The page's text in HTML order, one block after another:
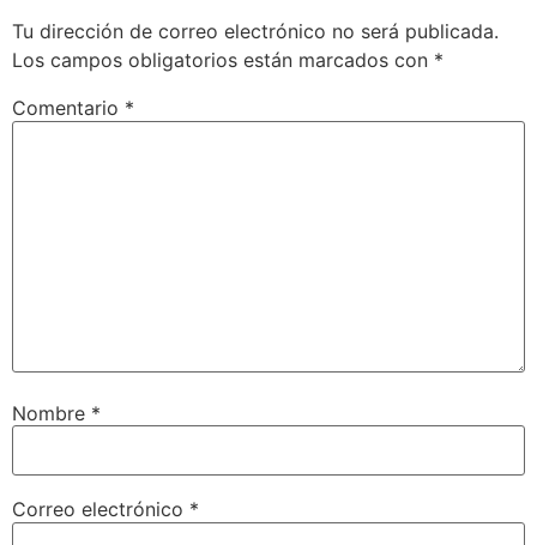
Tu dirección de correo electrónico no será publicada.
Los campos obligatorios están marcados con *
Comentario *
Nombre *
Correo electrónico *